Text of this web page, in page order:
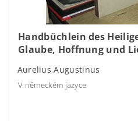
Handbüchlein des
Glaube, Hoffnung und
Aurelius Augustinus
V německém jazyce